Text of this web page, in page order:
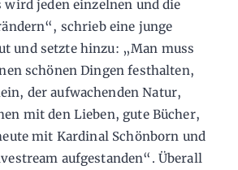
wird jeden einzelnen und die
schrieb eine junge
und setzte hinzu: „Man muss
schönen Dingen festhalten,
der aufwachenden Natur,
mit den Lieben, gute Bücher,
mit Kardinal Schönborn und
aufgestanden“. Überall